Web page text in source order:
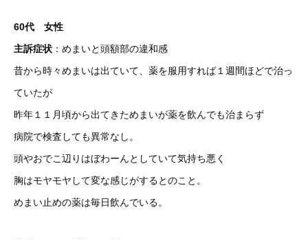
60代 女性
主訴症状 ：めまいと頭額部の違和感
昔から時々めまいは出ていて、薬を服用すれば１週間ほどで治っ
ていたが
昨年１１月頃から出てきためまいが薬を飲んでも治まらず
病院で検査しても異常なし。
頭やおでこ辺りはぼわーんとしていて気持ち悪く
胸はモヤモヤして変な感じがするとのこと。
めまい止めの薬は毎日飲んでいる。